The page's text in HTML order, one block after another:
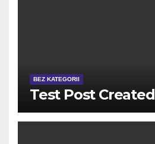
BEZ KATEGORII
Test Post Created